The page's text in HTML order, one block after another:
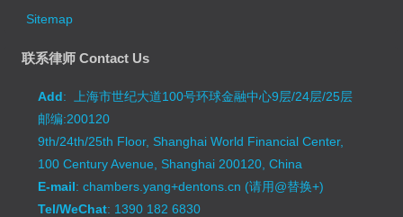
Sitemap
联系律师 Contact Us
Add: 上海市世纪大道100号环球金融中心9层/24层/25层
邮编:200120
9th/24th/25th Floor, Shanghai World Financial Center,
100 Century Avenue, Shanghai 200120, China
E-mail: chambers.yang+dentons.cn (请用@替换+)
Tel/WeChat: 1390 182 6830